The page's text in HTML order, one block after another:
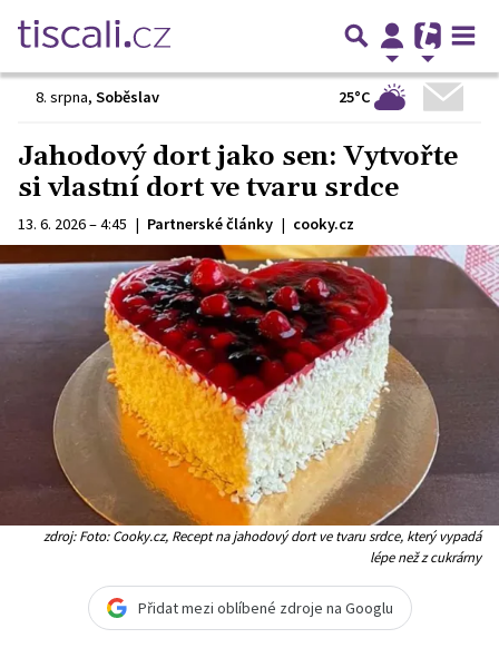
8. srpna, Soběslav 25°C
Jahodový dort jako sen: Vytvořte
si vlastní dort ve tvaru srdce
13. 6. 2026 – 4:45 | Partnerské články | cooky.cz
zdroj: Foto: Cooky.cz, Recept na jahodový dort ve tvaru srdce, který vypadá
lépe než z cukrárny
Přidat mezi oblíbené zdroje na Googlu